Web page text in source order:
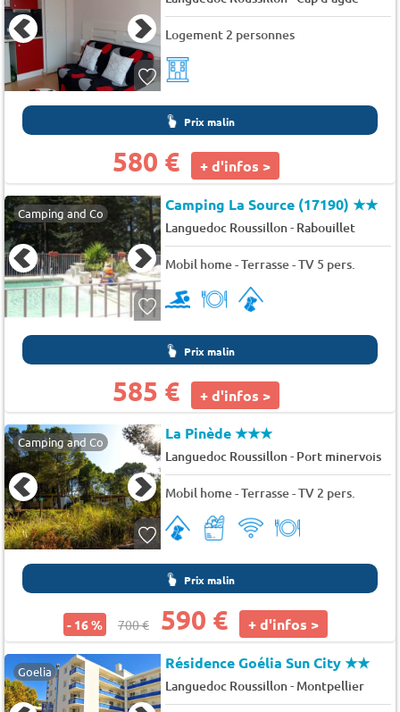
Logement 2 personnes
Prix malin
580 € + d'infos >
Camping and Co Camping La Source (17190)★★
Languedoc Roussillon- Rabouillet
Mobil home - Terrasse - TV 5 pers.
Prix malin
585 € + d'infos >
Camping and Co La Pinède★★★
Languedoc Roussillon- Port minervois
Mobil home - Terrasse - TV 2 pers.
Prix malin
- 16 % 700 € 590 € + d'infos >
Goelia Résidence Goélia Sun City★★
Languedoc Roussillon- Montpellier